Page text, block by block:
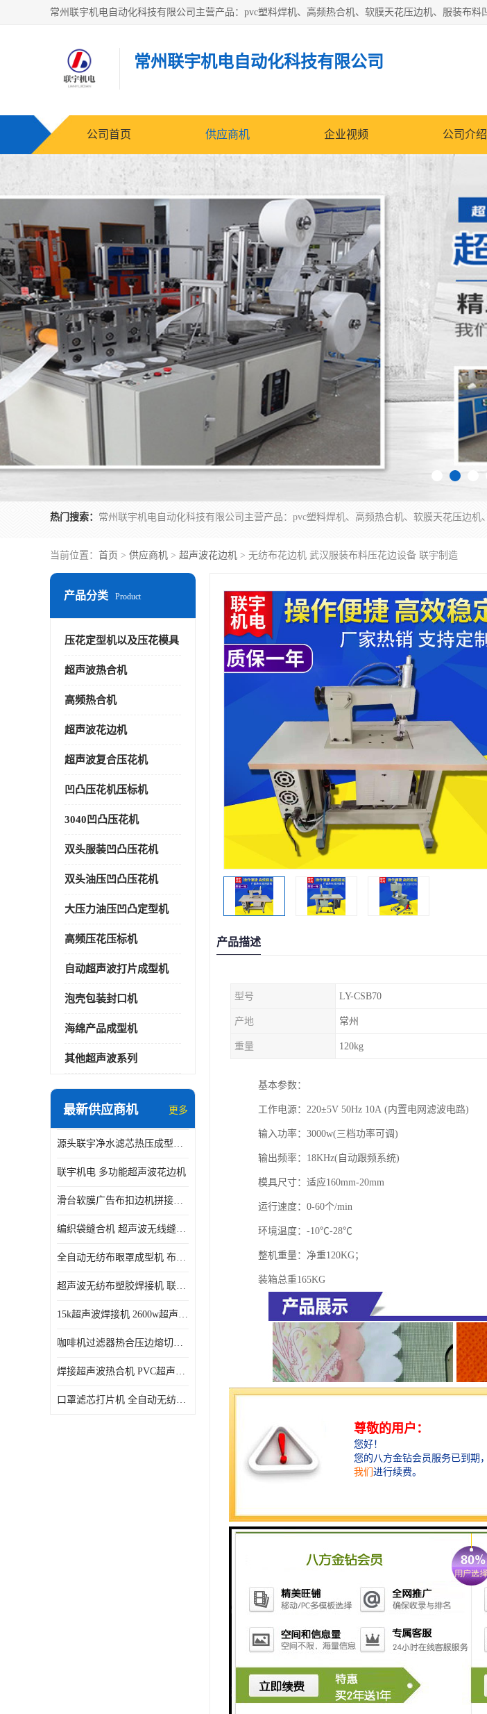
常州联宇机电自动化科技有限公司
公司首页 供应商机 企业视频 公司介绍
热门搜索：
当前位置： 首页 > 供应商机 > 超声波花边机 > 无纺布花边机 武汉服装布料压花边设备 联宇制造
产品分类 Product
压花定型机以及压花模具
超声波热合机
高频热合机
超声波花边机
超声波复合压花机
凹凸压花机压标机
3040凹凸压花机
双头服装凹凸压花机
双头油压凹凸压花机
大压力油压凹凸定型机
高频压花压标机
自动超声波打片成型机
泡壳包装封口机
海绵产品成型机
其他超声波系列
最新供应商机 更多
源头联宇净水滤芯热压成型机器 超声波大功率封边机
联宇机电 多功能超声波花边机
滑台软膜广告布扣边机拼接机用于焊接热合拼接作用
编织袋缝合机 超声波无线缝合机 厂家现货供应
全自动无纺布眼罩成型机 布料海绵眼罩热合切边机
超声波无纺布塑胶焊接机 联宇制造
15k超声波焊接机 2600w超声波焊接机 联宇制造
咖啡机过滤器热合压边熔切机 超声波无纺布喷胶棉热合机
焊接超声波热合机 PVC超声波焊接机 无纺布超声波设备
口罩滤芯打片机 全自动无纺布压花压标设备 多层料复合机
产品描述
型号 LY-CSB70
产地 常州
重量 120kg
基本参数：
工作电源：220±5V 50Hz 10A (内置电网滤波电路)
输入功率：3000w(三档功率可调)
输出频率：18KHz(自动跟频系统)
模具尺寸：适应160mm-20mm
运行速度：0-60个/min
环境温度：-10℃-28℃
整机重量：净重120KG；
装箱总重165KG